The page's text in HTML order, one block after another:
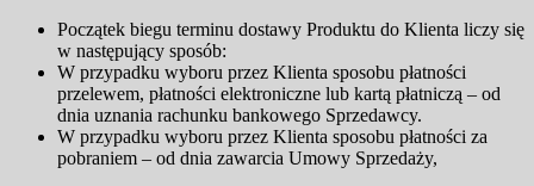
Początek biegu terminu dostawy Produktu do Klienta liczy się
w następujący sposób:
W przypadku wyboru przez Klienta sposobu płatności
przelewem, płatności elektroniczne lub kartą płatniczą – od
dnia uznania rachunku bankowego Sprzedawcy.
W przypadku wyboru przez Klienta sposobu płatności za
pobraniem – od dnia zawarcia Umowy Sprzedaży,